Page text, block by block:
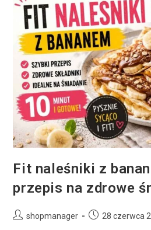
Fit naleśniki z
przepis na zdrowe
shopmanager 28 czerwca